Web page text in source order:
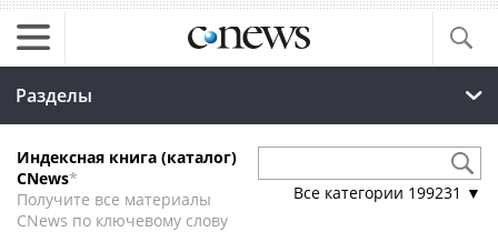
Разделы
Индексная книга (каталог)
CNews*
Получите все материалы
CNews по ключевому слову
Все категории 199231 ▼